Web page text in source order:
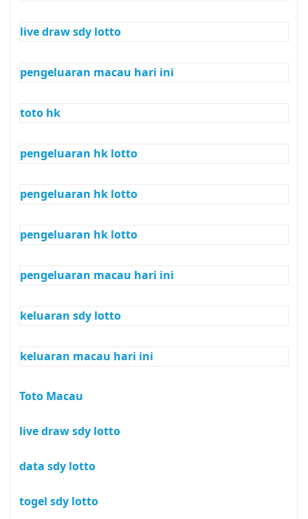
live draw sdy lotto
pengeluaran macau hari ini
toto hk
pengeluaran hk lotto
pengeluaran hk lotto
pengeluaran hk lotto
pengeluaran macau hari ini
keluaran sdy lotto
keluaran macau hari ini
Toto Macau
live draw sdy lotto
data sdy lotto
togel sdy lotto